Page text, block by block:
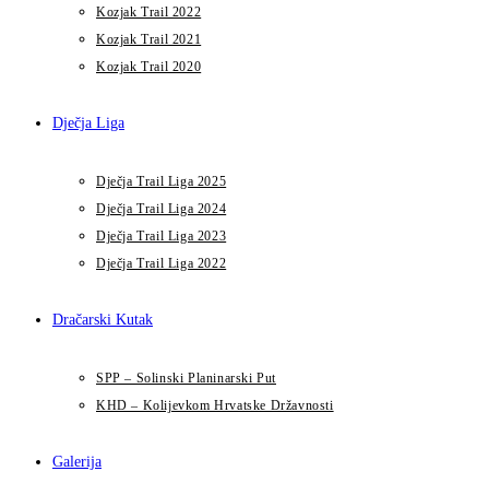
Kozjak Trail 2022
Kozjak Trail 2021
Kozjak Trail 2020
Dječja Liga
Dječja Trail Liga 2025
Dječja Trail Liga 2024
Dječja Trail Liga 2023
Dječja Trail Liga 2022
Dračarski Kutak
SPP – Solinski Planinarski Put
KHD – Kolijevkom Hrvatske Državnosti
Galerija